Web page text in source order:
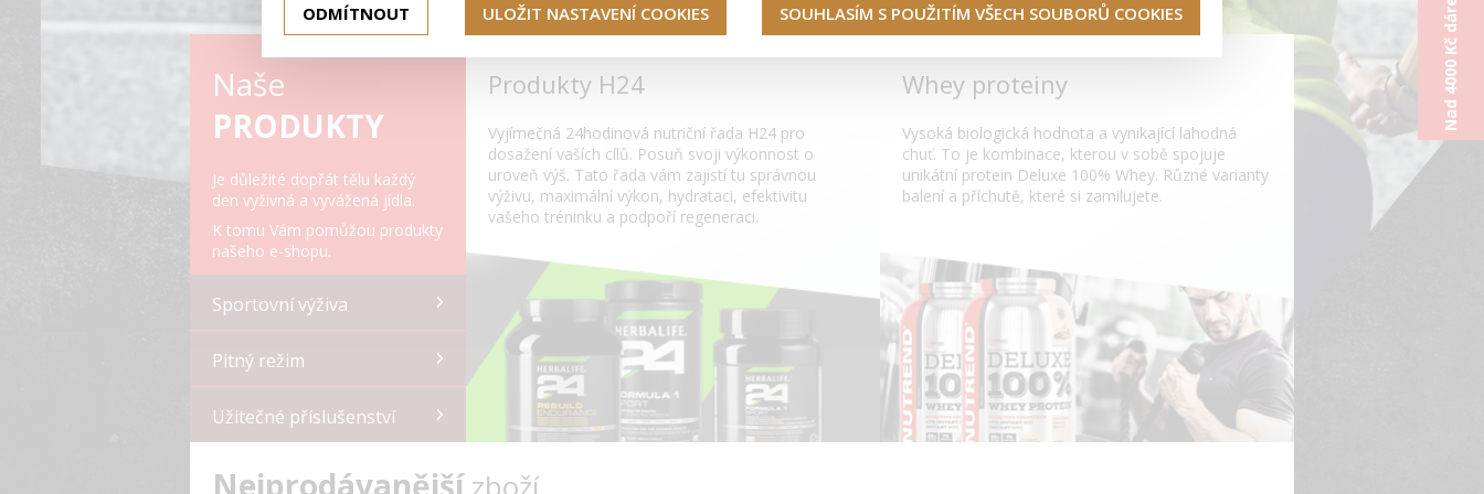
Naše
PRODUKTY
Je důležité dopřát tělu každý
den vyživná a vyvážená jídla.
K tomu Vám pomůžou produkty
našeho e-shopu.
Sportovní výživa
Pitný režim
Užitečné příslušenství
Produkty H24
Vyjímečná 24hodinová nutriční řada H24 pro
dosažení vaších cílů. Posuň svoji výkonnost o
uroveň výš. Tato řada vám zajistí tu správnou
výživu, maximální výkon, hydrataci, efektivitu
vašeho tréninku a podpoří regeneraci.
Whey proteiny
Vysoká biologická hodnota a vynikající lahodná
chuť. To je kombinace, kterou v sobě spojuje
unikátní protein Deluxe 100% Whey. Různé varianty
balení a příchutě, které si zamilujete.
Nejprodávanější
ODMÍTNOUT ULOŽIT NASTAVENÍ COOKIES SOUHLASÍM S POUŽITÍM VŠECH SOUBORŮ COOKIES